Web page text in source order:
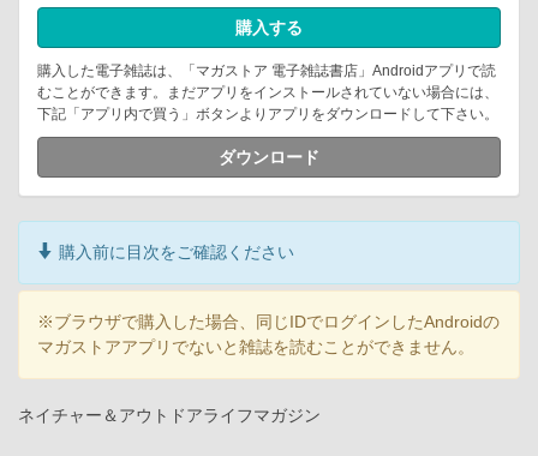
購入する
購入した電子雑誌は、「マガストア 電子雑誌書店」Androidアプリで読
むことができます。まだアプリをインストールされていない場合には、
下記「アプリ内で買う」ボタンよりアプリをダウンロードして下さい。
ダウンロード
購入前に目次をご確認ください
※ブラウザで購入した場合、同じIDでログインしたAndroidの
マガストアアプリでないと雑誌を読むことができません。
ネイチャー＆アウトドアライフマガジン